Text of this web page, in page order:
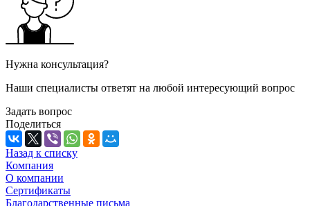
Нужна консультация?
Наши специалисты ответят на любой интересующий вопрос
Задать вопрос
Поделиться
Назад к списку
Компания
О компании
Сертификаты
Благодарственные письма